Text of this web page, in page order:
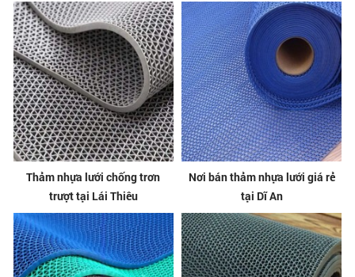
Thảm nhựa lưới chống trơn
trượt tại Lái Thiêu
Nơi bán thảm nhựa lưới giá rẻ
tại Dĩ An